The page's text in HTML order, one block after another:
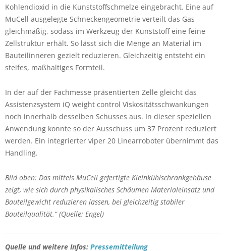
Kohlendioxid in die Kunststoffschmelze eingebracht. Eine auf
MuCell ausgelegte Schneckengeometrie verteilt das Gas
gleichmäßig, sodass im Werkzeug der Kunststoff eine feine
Zellstruktur erhält. So lässt sich die Menge an Material im
Bauteilinneren gezielt reduzieren. Gleichzeitig entsteht ein
steifes, maßhaltiges Formteil.
In der auf der Fachmesse präsentierten Zelle gleicht das
Assistenzsystem iQ weight control Viskositätsschwankungen
noch innerhalb desselben Schusses aus. In dieser speziellen
Anwendung konnte so der Ausschuss um 37 Prozent reduziert
werden. Ein integrierter viper 20 Linearroboter übernimmt das
Handling.
Bild oben: Das mittels MuCell gefertigte Kleinkühlschrankgehäuse
zeigt, wie sich durch physikalisches Schäumen Materialeinsatz und
Bauteilgewicht reduzieren lassen, bei gleichzeitig stabiler
Bauteilqualität.“ (Quelle: Engel)
Quelle und weitere Infos: Pressemitteilung